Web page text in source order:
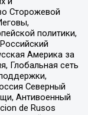
Сторожевой
политики,
Америка за
Глобальная сеть
Северный
Антивоенный
de Rusos